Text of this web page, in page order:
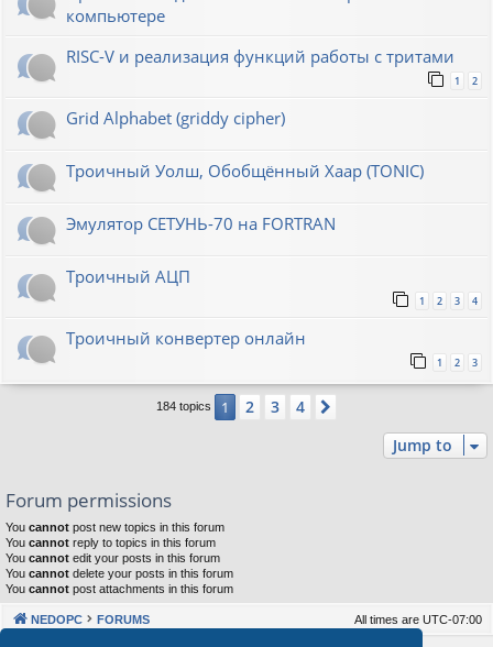
компьютере
RISC-V и реализация функций работы с тритами
1 2
Grid Alphabet (griddy cipher)
Троичный Уолш, Обобщённый Хаар (TONIC)
Эмулятор СЕТУНЬ-70 на FORTRAN
Троичный АЦП
1 2 3 4
Троичный конвертер онлайн
1 2 3
184 topics 1 2 3 4
Jump to
Forum permissions
You cannot post new topics in this forum
You cannot reply to topics in this forum
You cannot edit your posts in this forum
You cannot delete your posts in this forum
You cannot post attachments in this forum
NEDOPC FORUMS All times are UTC-07:00